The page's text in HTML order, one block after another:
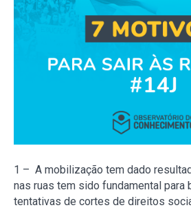
1 – A mobilização tem dado
nas ruas tem sido fundamental para
tentativas de cortes de direitos